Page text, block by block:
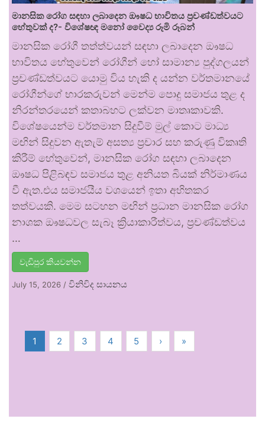
මානසික රෝග සඳහා ලබාදෙන ඖෂධ භාවිතය ප්‍රචණ්ඩත්වයට
හේතුවක් ද?- විශේෂඥ මනෝ වෛද්‍ය රූමි රූබන්
මානසික රෝගී තත්ත්වයන් සඳහා ලබාදෙන ඖෂධ
භාවිතය හේතුවෙන් රෝගීන් හෝ සාමාන්‍ය පුද්ගලයන්
ප්‍රචණ්ඩත්වයට යොමු විය හැකි ද යන්න වර්තමානයේ
රෝගීන්ගේ භාරකරුවන් මෙන්ම පොදු සමාජය තුළ ද
නිරන්තරයෙන් කතාබහට ලක්වන මාතෘකාවකි.
විශේෂයෙන්ම වර්තමාන සිදුවීම් මුල් කොට මාධ්‍ය
මඟින් සිදුවන ඇතැම් අසත්‍ය ප්‍රචාර සහ කරුණු විකෘති
කිරීම් හේතුවෙන්, මානසික රෝග සඳහා ලබාදෙන
ඖෂධ පිළිබඳව සමාජය තුළ අනියත බියක් නිර්මාණය
වී ඇත.එය සමාජයීය වශයෙන් ඉතා අහිතකර
තත්වයකි. මෙම සටහන මඟින් ප්‍රධාන මානසික රෝග
නාශක ඖෂධවල සැබෑ ක්‍රියාකාරීත්වය, ප්‍රචණ්ඩත්වය
…
වැඩිපුර කියවන්න
July 15, 2026 / විනිවිද සායනය
1 2 3 4 5 › »